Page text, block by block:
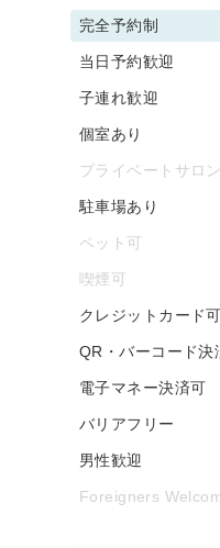
完全予約制
当日予約歓迎
子連れ歓迎
個室あり
プライベートサロン
駐車場あり
ペット可
喫煙可
クレジットカード可
QR・バーコード決
電子マネー決済可
バリアフリー
男性歓迎
Foreigners